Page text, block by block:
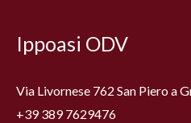
Ippoasi ODV
Via Livornese 762 San Piero a
+39 389 7629476